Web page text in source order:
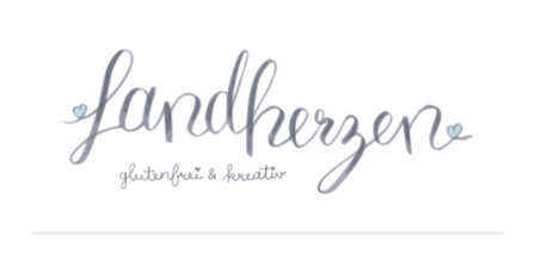
springen
Zöliakie, glutenfreie Ernährung